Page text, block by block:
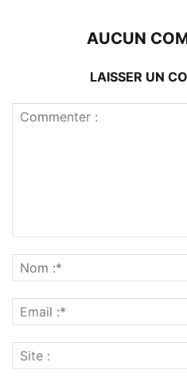
AUCUN
LAISSER UN